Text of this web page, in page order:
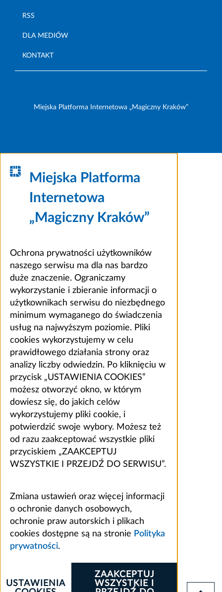
RSS
DLA MEDIÓW
KONTAKT
Miejska Platforma Internetowa „Magiczny Kraków”
Miejska Platforma
Internetowa
„Magiczny Kraków”
Ochrona prywatności użytkowników
naszego serwisu ma dla nas bardzo
duże znaczenie. Ograniczamy
wykorzystanie i zbieranie informacji o
użytkownikach serwisu do niezbędnego
minimum wymaganego do świadczenia
usług na najwyższym poziomie. Pliki
cookies wykorzystujemy w celu
prawidłowego działania strony oraz
analizy liczby odwiedzin. Po kliknięciu w
przycisk „USTAWIENIA COOKIES”
możesz otworzyć okno, w którym
dowiesz się, do jakich celów
wykorzystujemy pliki cookie, i
potwierdzić swoje wybory. Możesz też
od razu zaakceptować wszystkie pliki
przyciskiem „ZAAKCEPTUJ
WSZYSTKIE I PRZEJDŹ DO SERWISU”.
Zmiana ustawień oraz więcej informacji
o ochronie danych osobowych,
ochronie praw autorskich i plikach
cookies dostępne są na stronie Polityka
prywatności.
ZAAKCEPTUJ
WSZYSTKIE I
USTAWIENIA